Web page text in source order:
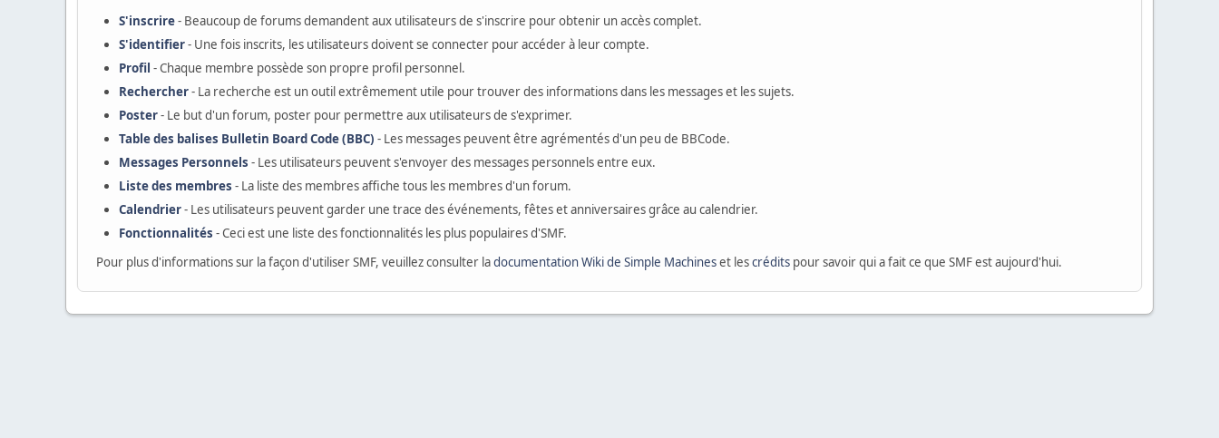
S'inscrire- Beaucoup de forums demandent aux utilisateurs de s'inscrire pour obtenir un accès complet.
S'identifier- Une fois inscrits, les utilisateurs doivent se connecter pour accéder à leur compte.
Profil - Chaque membre possède son propre profil personnel.
Rechercher- La recherche est un outil extrêmement utile pour trouver des informations dans les messages et les sujets.
Poster- Le but d'un forum, poster pour permettre aux utilisateurs de s'exprimer.
Table des balises Bulletin Board Code (BBC) - Les messages peuvent être agrémentés d'un peu de BBCode.
Messages Personnels - Les utilisateurs peuvent s'envoyer des messages personnels entre eux.
Liste des membres - La liste des membres affiche tous les membres d'un forum.
Calendrier- Les utilisateurs peuvent garder une trace des événements, fêtes et anniversaires grâce au calendrier.
Fonctionnalités - Ceci est une liste des fonctionnalités les plus populaires d'SMF.
Pour plus d'informations sur la façon d'utiliser SMF, veuillez consulter ladocumentation Wiki de Simple Machineset lescrédits pour savoir qui a fait ce que SMF est aujourd'hui.